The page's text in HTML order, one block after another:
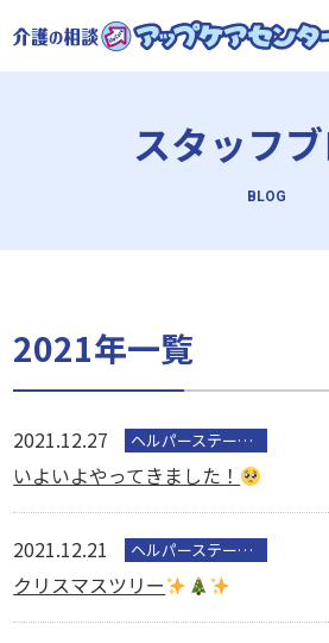
スタッフ
2021年一覧
2021.12.27 ヘルパーステーション
いよいよやってきました！
2021.12.21 ヘルパーステーション
クリスマスツリー